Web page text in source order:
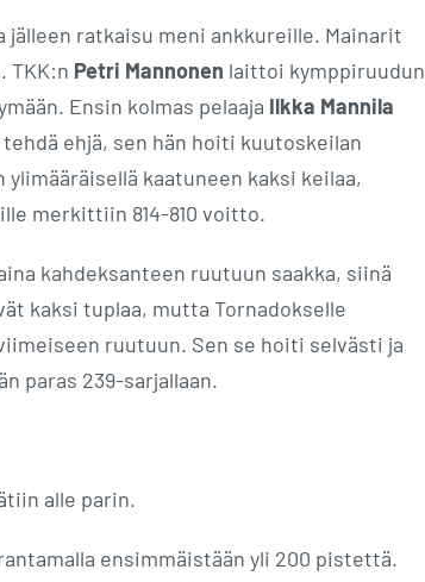
jälleen ratkaisu meni ankkureille. Mainarit
TKK:n Petri Mannonen laittoi kymppiruudun
Ensin kolmas pelaaja Ilkka Mannila
ehjä, sen hän hoiti kuutoskeilan
kaatuneen kaksi keilaa,
merkittiin 814-810 voitto.
kahdeksanteen ruutuun saakka, siinä
kaksi tuplaa, mutta Tornadokselle
ruutuun. Sen se hoiti selvästi ja
paras 239-sarjallaan.
alle parin.
ensimmäistään yli 200 pistettä.